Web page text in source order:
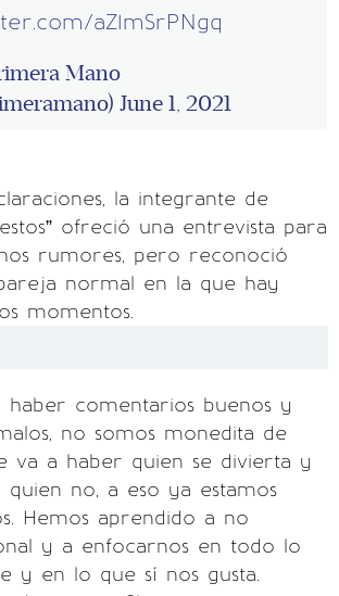
aZ1mSrPNgq
Mano
June 1, 2021
la integrante de
ofreció una entrevista para
rumores, pero reconoció
normal en la que hay
momentos.
haber comentarios buenos y
no somos monedita de
va a haber quien se divierta y
quien no, a eso ya estamos
Hemos aprendido a no
y a enfocarnos en todo lo
y en lo que sí nos gusta.